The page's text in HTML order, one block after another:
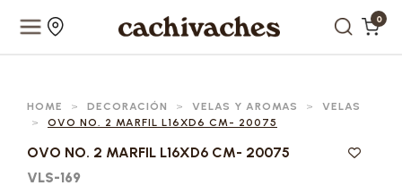
0
HOME > DECORACIÓN > VELAS Y AROMAS >
VELAS
>
OVO NO. 2 MARFIL L16XD6 CM- 20075
OVO NO. 2 MARFIL L16XD6 CM- 20075
VLS-169